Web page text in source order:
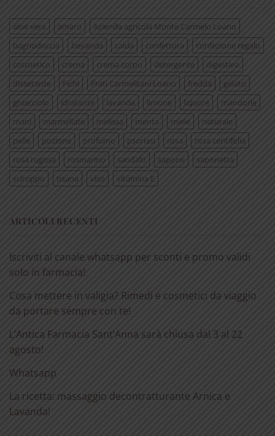
aloe vera amaro
Azienda agricola Monte Carmelo Loano
bagnodoccia
bevanda calda confettura
confezione regalo
cosmetico
crema crema corpo detergente
digestivo
dissetante
Fichi Frati Carmelitani Loano fredda
gelato
ghiacciolo
idratante lavanda limone liquore
mandorle
mani
marmellate melissa menta miele
naturale
pelle
pozione profumo psoriasi rosa
rosa centifolia
rosa rugosa
rosmarino sandalo sapone
saponetta
sciroppo
tisana viso vitamina E
ARTICOLI RECENTI
Iscriviti al canale whatsapp per sconti e promo validi
solo in farmacia!
Cosa mettere in valigia? Rimedi e cosmetici da viaggio
da portare sempre con te!
L’Antica Farmacia Sant’Anna sarà chiusa dal 3 al 22
agosto!
Whatsapp
La ricetta: massaggio decontratturante Arnica e
Lavanda!